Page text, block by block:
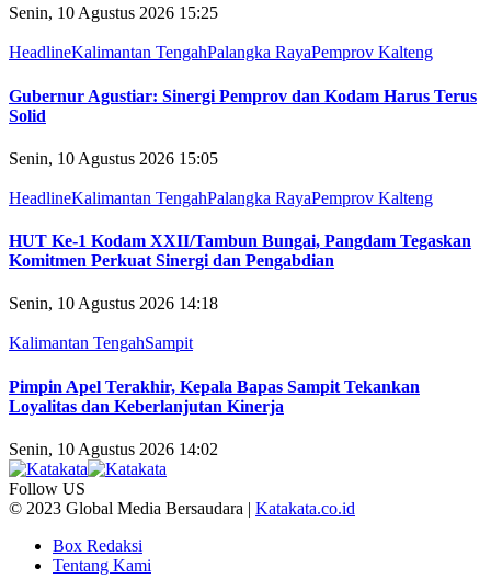
Senin, 10 Agustus 2026 15:25
HeadlineKalimantan TengahPalangka RayaPemprov Kalteng
Gubernur Agustiar: Sinergi Pemprov dan Kodam Harus Terus
Solid
Senin, 10 Agustus 2026 15:05
HeadlineKalimantan TengahPalangka RayaPemprov Kalteng
HUT Ke-1 Kodam XXII/Tambun Bungai, Pangdam Tegaskan
Komitmen Perkuat Sinergi dan Pengabdian
Senin, 10 Agustus 2026 14:18
Kalimantan TengahSampit
Pimpin Apel Terakhir, Kepala Bapas Sampit Tekankan
Loyalitas dan Keberlanjutan Kinerja
Senin, 10 Agustus 2026 14:02
Follow US
© 2023 Global Media Bersaudara | Katakata.co.id
Box Redaksi
Tentang Kami